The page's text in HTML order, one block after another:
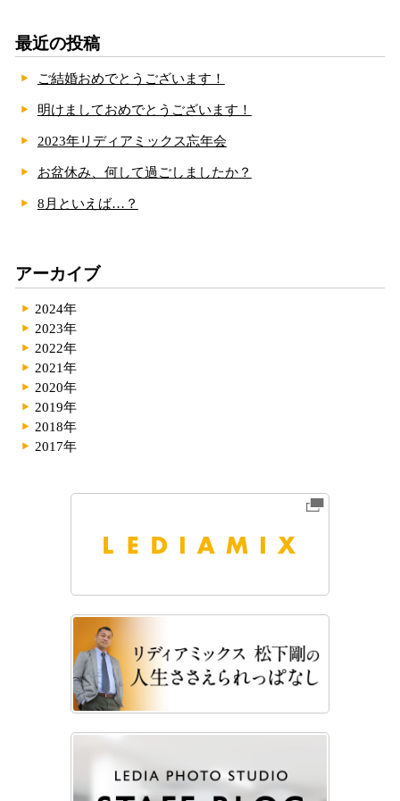
最近の投稿
ご結婚おめでとうございます！
明けましておめでとうございます！
2023年リディアミックス忘年会
お盆休み、何して過ごしましたか？
8月といえば…？
アーカイブ
2024年
2023年
2022年
2021年
2020年
2019年
2018年
2017年